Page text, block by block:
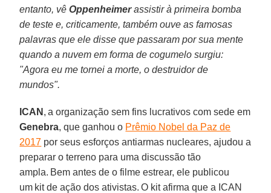
entanto, vêOppenheimerassistir à primeira bomba
de teste e, criticamente, também ouve as famosas
palavras que ele disse que passaram por sua mente
quando a nuvem em forma de cogumelo surgiu:
"Agora eu me tornei a morte, o destruidor de
mundos".
ICAN , a organização sem fins lucrativos com sede em
Genebra, que ganhou o Prêmio Nobel da Paz de
2017 por seus esforços antiarmas nucleares, ajudou a
preparar o terreno para uma discussão tão
ampla. Bem antes de o filme estrear, ele publicou
um kit de ação dos ativistas. O kit afirma que a ICAN